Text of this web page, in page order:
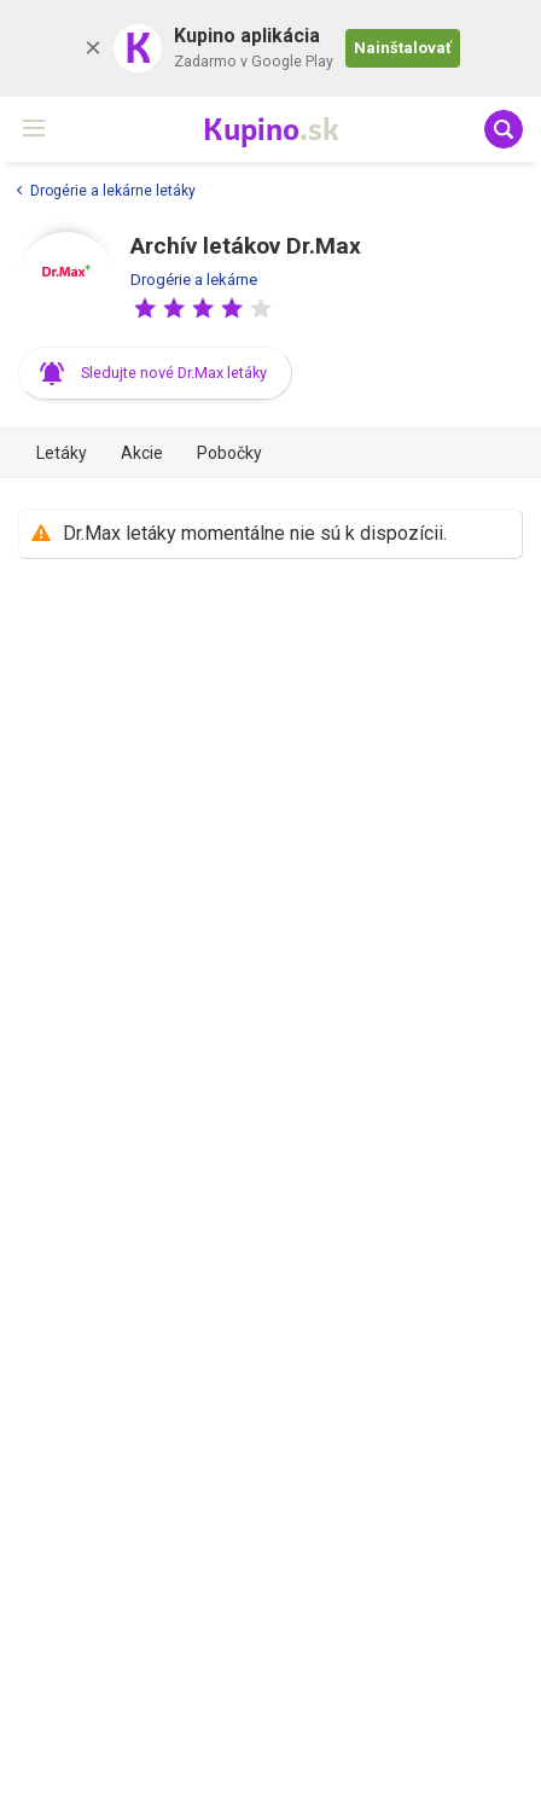
K Kupino aplikácia
Zadarmo v Google Play
Nainštalovať
Kupino.sk
Drogérie a lekárne letáky
Archív letákov Dr.Max
Drogérie a lekárne
Sledujte nové Dr.Max letáky
Letáky Akcie Pobočky
Dr.Max letáky momentálne nie sú k dispozícii.